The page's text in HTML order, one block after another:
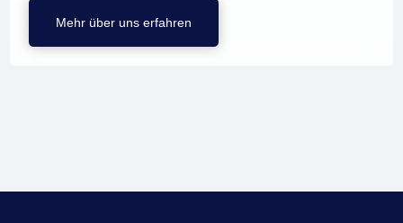
Mehr über uns erfahren